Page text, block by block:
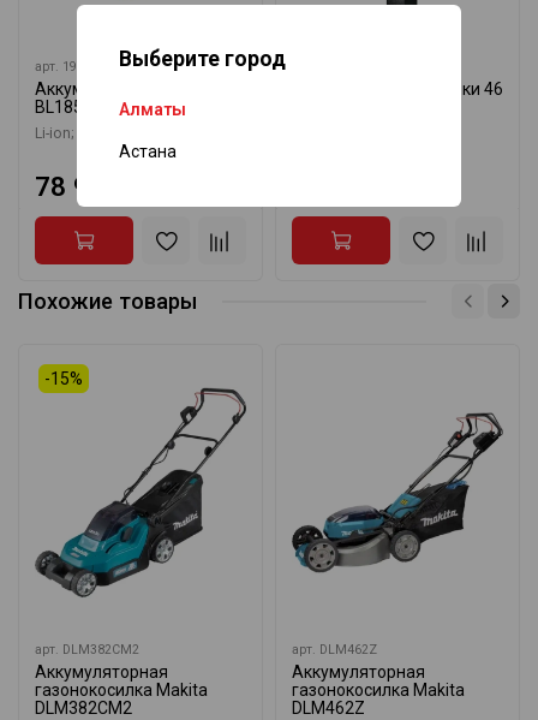
Выберите город
Алматы
Астана
арт. 197280-8
Аккумуляторная батарея
BL1850 Makita 197280-8
Li-ion; 18 В; 5А·ч
78 925 ₸
Нож для газонокосилки 46
Похожие товары
-15%
арт. DLM382CM2
Аккумуляторная
газонокосилка Makita
DLM382CM2
арт. DLM462Z
Аккумуляторная
газонокосилка Makita
DLM462Z